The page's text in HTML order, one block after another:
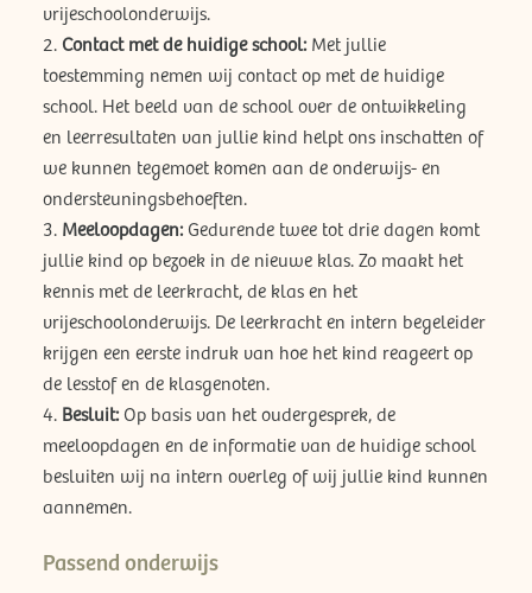
vrijeschoolonderwijs.
Contact met de huidige school:Met jullie
toestemming nemen wij contact op met de huidige
school. Het beeld van de school over de ontwikkeling
en leerresultaten van jullie kind helpt ons inschatten of
we kunnen tegemoet komen aan de onderwijs- en
ondersteuningsbehoeften.
Meeloopdagen:Gedurende twee tot drie dagen komt
jullie kind op bezoek in de nieuwe klas. Zo maakt het
kennis met de leerkracht, de klas en het
vrijeschoolonderwijs. De leerkracht en intern begeleider
krijgen een eerste indruk van hoe het kind reageert op
de lesstof en de klasgenoten.
Besluit:Op basis van het oudergesprek, de
meeloopdagen en de informatie van de huidige school
besluiten wij na intern overleg of wij jullie kind kunnen
aannemen.
Passend onderwijs